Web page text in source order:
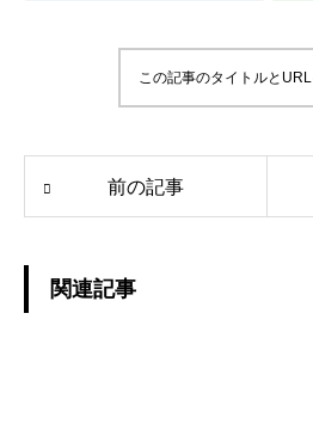
この記事のタイトルと
前の記事
関連記事